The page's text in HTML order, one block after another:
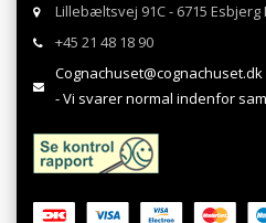
Lillebæltsvej 91C - 6715 Esbjerg
+45 21 48 18 90
Cognachuset@cognachuset.dk
- Vi svarer normal indenfor